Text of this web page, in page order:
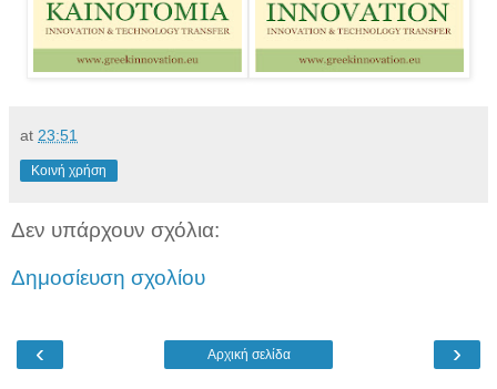
at 23:51
Κοινή χρήση
Δεν υπάρχουν σχόλια:
Δημοσίευση σχολίου
‹ ›
Αρχική σελίδα